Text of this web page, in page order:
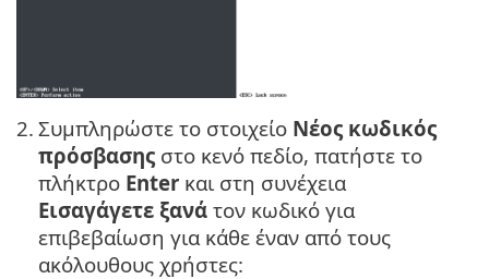
2. Συμπληρώστε το στοιχείο Νέος κωδικός
πρόσβασης στο κενό πεδίο, πατήστε το
πλήκτρο Enter και στη συνέχεια
Εισαγάγετε ξανά τον κωδικό για
επιβεβαίωση για κάθε έναν από τους
ακόλουθους χρήστες: